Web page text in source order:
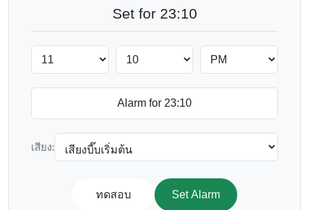
Set for 23:10
เสียง:
ทดสอบ Set Alarm